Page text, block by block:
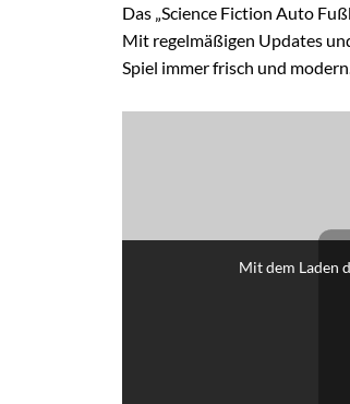
Das „Science Fiction Auto
Mit regelmäßigen Updates
Spiel immer frisch und
Mit dem Laden